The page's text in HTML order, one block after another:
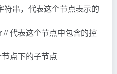
符串，代表这个节点表示的
代表这个节点中包含的控
点下的子节点